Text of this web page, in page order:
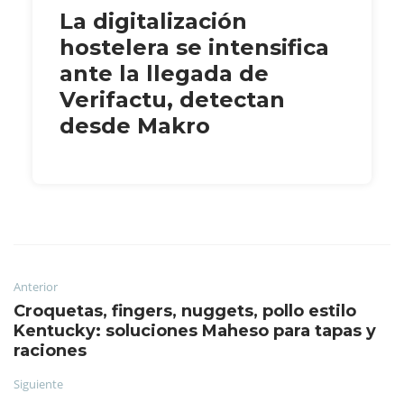
La digitalización
hostelera se intensifica
ante la llegada de
Verifactu, detectan
desde Makro
Anterior
Croquetas, fingers, nuggets, pollo estilo
Kentucky: soluciones Maheso para tapas y
raciones
Siguiente